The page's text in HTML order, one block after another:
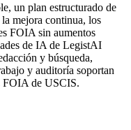
un plan estructurado de
mejora continua, los
FOIA sin aumentos
de IA de LegistAI
y búsqueda,
y auditoría soportan
FOIA de USCIS.